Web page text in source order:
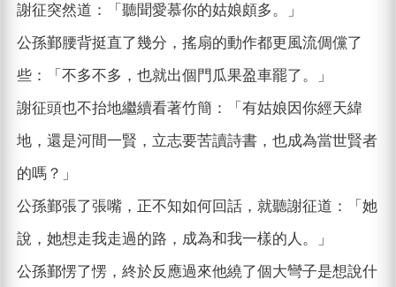
謝征突然道：「聽聞愛慕你的姑娘頗多。」
公孫鄞腰背挺直了幾分，搖扇的動作都更風流倜儻了
些：「不多不多，也就出個門瓜果盈車罷了。」
謝征頭也不抬地繼續看著竹簡：「有姑娘因你經天緯
地，還是河間一賢，立志要苦讀詩書，也成為當世賢者
的嗎？」
公孫鄞張了張嘴，正不知如何回話，就聽謝征道：「她
說，她想走我走過的路，成為和我一樣的人。」
公孫鄞愣了愣，終於反應過來他繞了個大彎子是想說什